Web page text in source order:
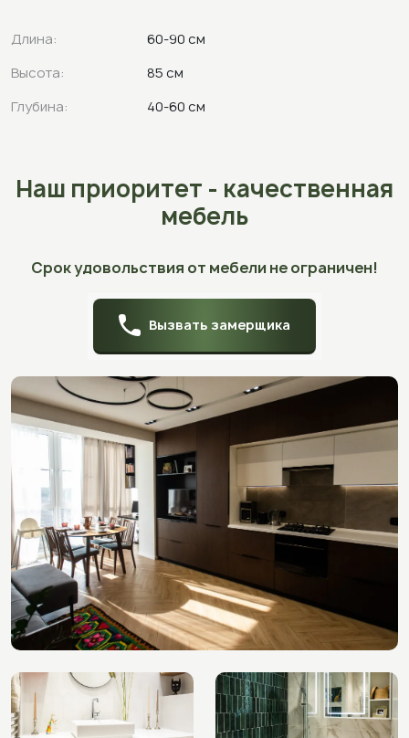
Длина:
60-90 см
Высота:
85 см
Глубина:
40-60 см
Наш приоритет - качественная
мебель
Срок удовольствия от мебели не ограничен!
Вызвать замерщика